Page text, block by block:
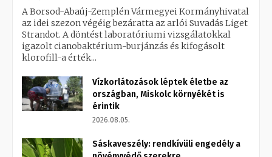
A Borsod-Abaúj-Zemplén Vármegyei Kormányhivatal
az idei szezon végéig bezáratta az arlói Suvadás Liget
Strandot. A döntést laboratóriumi vizsgálatokkal
igazolt cianobaktérium-burjánzás és kifogásolt
klorofill-a érték...
Vízkorlátozások léptek életbe az
országban, Miskolc környékét is
érintik
2026.08.05.
Sáskaveszély: rendkívüli engedély a